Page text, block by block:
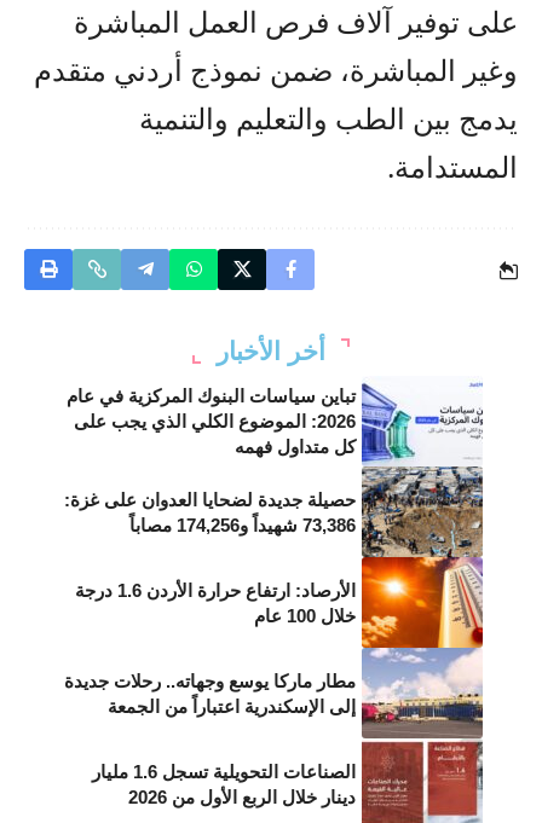
على توفير آلاف فرص العمل المباشرة
وغير المباشرة، ضمن نموذج أردني متقدم
يدمج بين الطب والتعليم والتنمية
المستدامة.
أخر الأخبار
تباين سياسات البنوك المركزية في عام
2026: الموضوع الكلي الذي يجب على
كل متداول فهمه
حصيلة جديدة لضحايا العدوان على غزة:
73,386 شهيداً و174,256 مصاباً
الأرصاد: ارتفاع حرارة الأردن 1.6 درجة
خلال 100 عام
مطار ماركا يوسع وجهاته.. رحلات جديدة
إلى الإسكندرية اعتباراً من الجمعة
الصناعات التحويلية تسجل 1.6 مليار
دينار خلال الربع الأول من 2026